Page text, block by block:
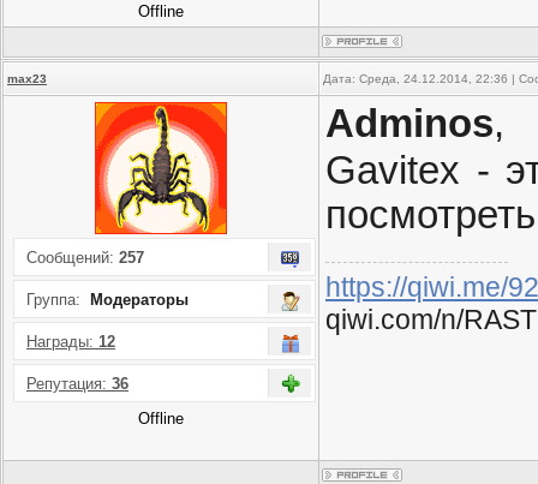
Offline
max23 Дата: Среда, 24.12.2014, 22:36 |
Сообщений: 257
Группа: Модераторы
Награды: 12
Репутация: 36
Offline
Adminos,
Gavitex -
https://qiwi.me/
qiwi.com/n/